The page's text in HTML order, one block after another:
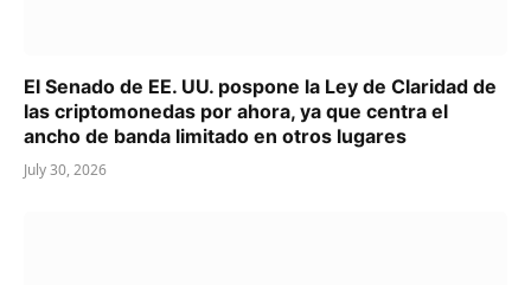
El Senado de EE. UU. pospone la Ley de Claridad de
las criptomonedas por ahora, ya que centra el
ancho de banda limitado en otros lugares
July 30, 2026